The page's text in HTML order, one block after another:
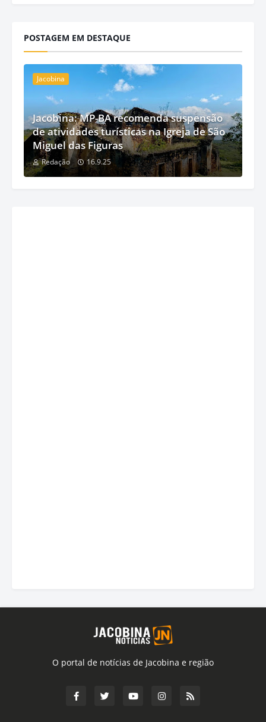
POSTAGEM EM DESTAQUE
Jacobina
Jacobina: MP-BA recomenda suspensão
de atividades turísticas na Igreja de São
Miguel das Figuras
Redação 16.9.25
O portal de notícias de Jacobina e região